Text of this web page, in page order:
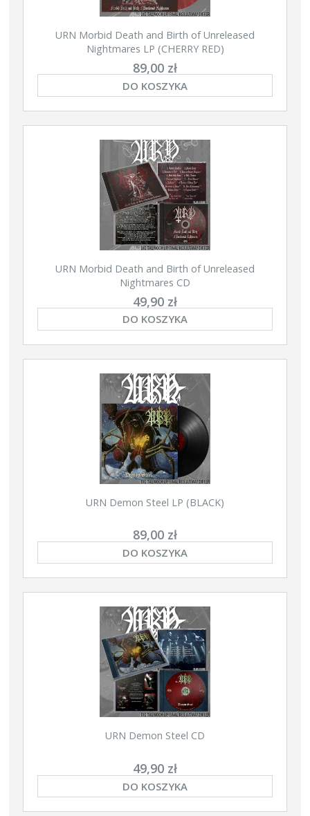
URN Morbid Death and Birth of Unreleased
Nightmares LP (CHERRY RED)
89,00 zł
DO KOSZYKA
URN Morbid Death and Birth of Unreleased
Nightmares CD
49,90 zł
DO KOSZYKA
URN Demon Steel LP (BLACK)
89,00 zł
DO KOSZYKA
URN Demon Steel CD
49,90 zł
DO KOSZYKA